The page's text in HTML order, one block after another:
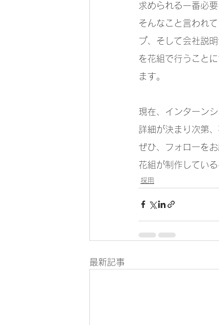
求められる一番必
そんなこと言われ
プ、そして会社説
を花組で行うこと
ます。
現在、インターン
詳細が決まり次第
ぜひ、フォローをお
花組が制作してい
採用
最新記事